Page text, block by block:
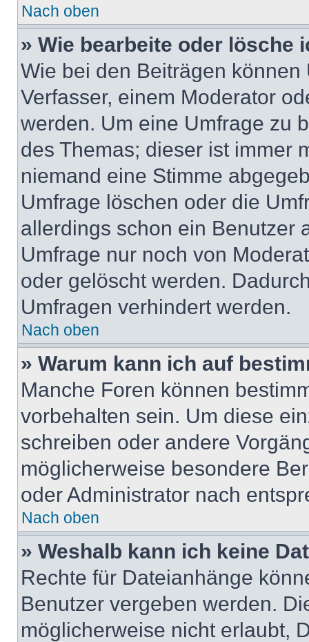
Nach oben
» Wie bearbeite oder lösche
Wie bei den Beiträgen
Verfasser, einem Moderator
werden. Um eine Umfrage zu
des Themas; dieser ist immer
niemand eine Stimme
Umfrage löschen oder die
allerdings schon ein Benutzer
Umfrage nur noch von
oder gelöscht werden.
Umfragen verhindert werden.
Nach oben
» Warum kann ich auf
Manche Foren können
vorbehalten sein. Um diese
schreiben oder andere
möglicherweise besondere
oder Administrator nach
Nach oben
» Weshalb kann ich keine
Rechte für Dateianhänge
Benutzer vergeben werden.
möglicherweise nicht erlaubt,